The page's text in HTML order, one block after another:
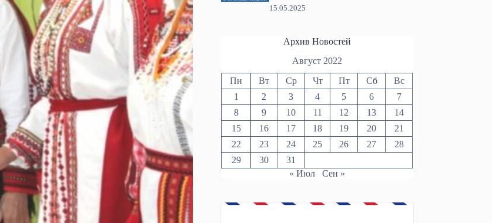
15.05.2025
Архив Новостей
Август 2022
Пн Вт Ср Чт Пт Сб
Вс
1
2 3 4 5 6
7
8
9 10 11 12 13
14
15
16 17 18 19 20
21
22
23 24 25 26 27
28
29
30
31
« Июл
Сен »